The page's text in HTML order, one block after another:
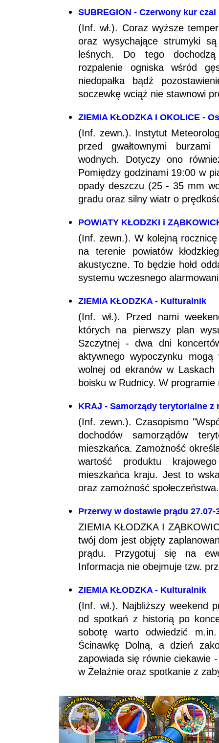
SUBREGION - Czerwony kur
(Inf. wł.). Coraz wyższe
oraz wysychające strumyki
leśnych. Do tego
rozpalenie ogniska wśród
niedopałka bądź
soczewkę wciąż nie stawnowi
ZIEMIA KŁODZKA I OKOLICE -
(Inf. zewn.). Instytut
przed gwałtownymi
wodnych. Dotyczy ono
Pomiędzy godzinami 19:00 w
opady deszczu (25 - 35 mm
gradu oraz silny wiatr o
POWIATY KŁODZKI i
(Inf. zewn.). W kolejną
na terenie powiatów
akustyczne. To będzie hołd
systemu wczesnego
ZIEMIA KŁODZKA - Kulturalnik
(Inf. wł.). Przed nami
których na pierwszy plan
Szczytnej - dwa dni
aktywnego wypoczynku
wolnej od ekranów w
boisku w Rudnicy. W
KRAJ - Samorządy terytorialne z
(Inf. zewn.). Czasopismo
dochodów samorządów
mieszkańca. Zamożność
wartość produktu
mieszkańca kraju. Jest to
oraz zamożność
Przerwy w dostawie prądu 27.07-
ZIEMIA KŁODZKA I
twój dom jest objęty
prądu. Przygotuj się na
Informacja nie obejmuje tzw.
ZIEMIA KŁODZKA - Kulturalnik
(Inf. wł.). Najbliższy weekend
od spotkań z historią po
sobotę warto odwiedzić
Ścinawkę Dolną, a dzień
zapowiada się równie ciekawie
w Żelaźnie oraz spotkanie z